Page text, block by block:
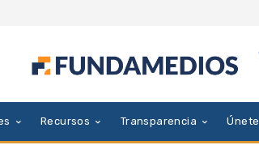
Recursos Transparencia Únete